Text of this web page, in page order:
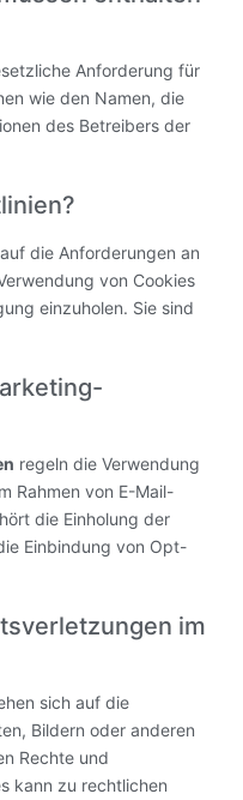
Anforderung für
wie den Namen, die
des Betreibers der
die Anforderungen an
von Cookies
einzuholen. Sie sind
regeln die Verwendung
Rahmen von E-Mail-
die Einholung der
Einbindung von Opt-
im
sich auf die
Bildern oder anderen
Rechte und
kann zu rechtlichen